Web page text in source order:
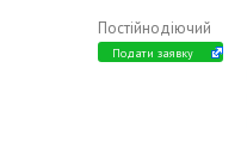
Постійнодіючий
Подати заявку